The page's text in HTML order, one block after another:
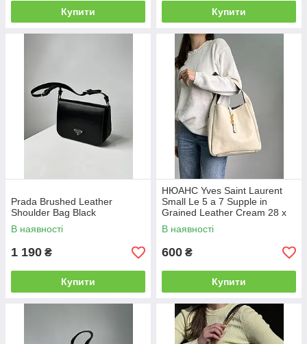
Купити Купити
Prada Brushed Leather
Shoulder Bag Black
В наявності
1 190 ₴
Купити
НЮАНС Yves Saint Laurent
Small Le 5 a 7 Supple in
Grained Leather Cream 28 х
28 х 8 см
В наявності
600 ₴
Купити